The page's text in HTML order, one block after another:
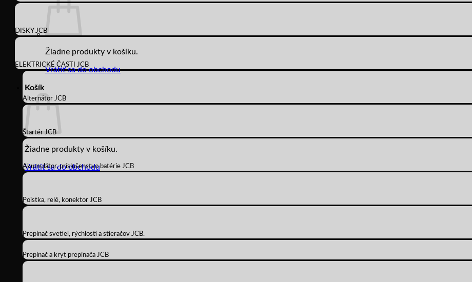
Žiadne produkty v košíku.
Vrátiť sa do obchodu
Košík
Žiadne produkty v košíku.
Vrátiť sa do obchodu
DISKY JCB
ELEKTRICKÉ ČASTI JCB
Alternátor JCB
Štartér JCB
Akumulátor, príslušenstvo batérie JCB
Poistka, relé, konektor JCB
Prepínač svetiel, rýchlosti a stieračov JCB.
Prepínač a kryt prepínača JCB